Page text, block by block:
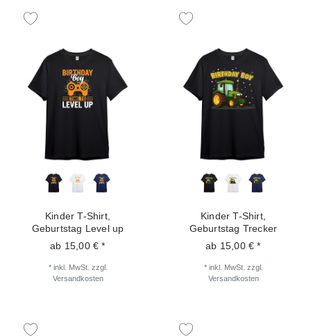
Kinder T-Shirt,
Geburtstag Level up
ab 15,00 € *
* inkl. MwSt. zzgl.
Versandkosten
Kinder T-Shirt,
Geburtstag Trecker
ab 15,00 € *
* inkl. MwSt. zzgl.
Versandkosten